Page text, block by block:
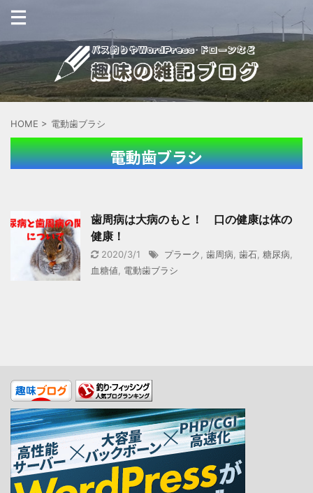
HOME > 電動歯ブラシ
電動歯ブラシ
歯周病は大病のもと！ 口の健康は体の
健康！
2020/3/1 プラーク 歯周病 歯石 糖尿病
血糖値
電動歯ブラシ